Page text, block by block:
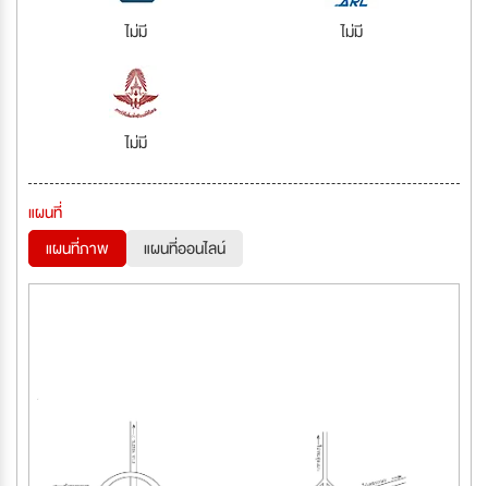
ไม่มี ไม่มี
ไม่มี
แผนที่
แผนที่ภาพ
แผนที่ออนไลน์